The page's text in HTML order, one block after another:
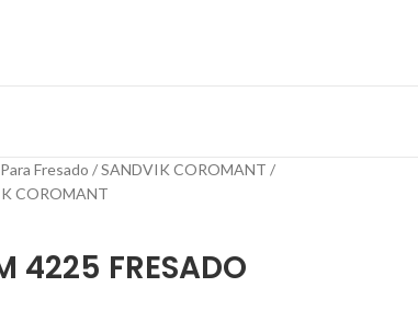
Fresado
SANDVIK COROMANT
COROMANT
4225 FRESADO